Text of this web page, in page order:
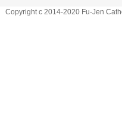
Copyright c 2014-2020 Fu-Jen